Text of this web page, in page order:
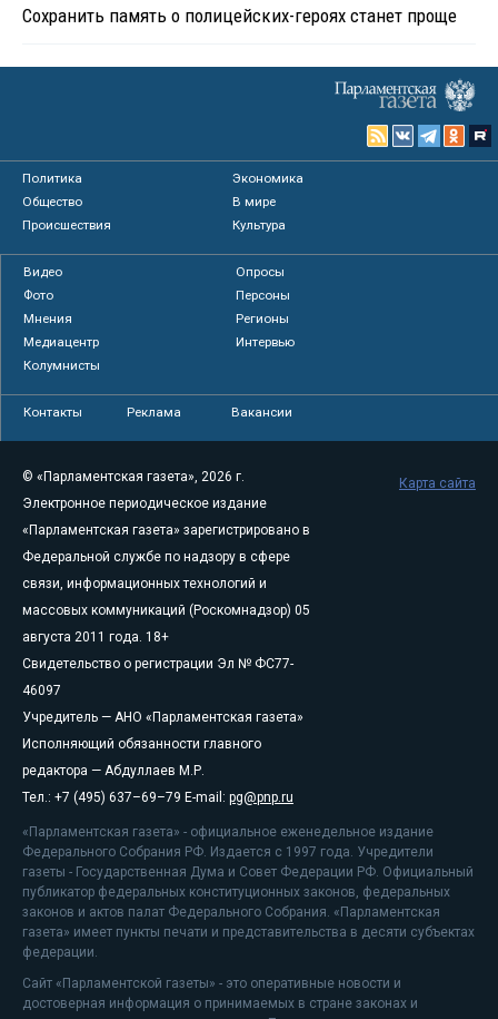
Сохранить память о полицейских-героях станет проще
Политика
Экономика
Общество
В мире
Происшествия
Культура
Видео
Опросы
Фото
Персоны
Мнения
Регионы
Медиацентр
Интервью
Колумнисты
Контакты Реклама Вакансии
© «Парламентская газета», 2026 г.
Электронное периодическое издание
«Парламентская газета» зарегистрировано в
Федеральной службе по надзору в сфере
связи, информационных технологий и
массовых коммуникаций (Роскомнадзор) 05
августа 2011 года. 18+
Свидетельство о регистрации Эл № ФС77-
46097
Учредитель — АНО «Парламентская газета»
Исполняющий обязанности главного
редактора — Абдуллаев М.Р.
Тел.: +7 (495) 637–69–79 E-mail: pg@pnp.ru
«Парламентская газета» - официальное еженедельное издание
Федерального Собрания РФ. Издается с 1997 года. Учредители
газеты - Государственная Дума и Совет Федерации РФ. Официальный
публикатор федеральных конституционных законов, федеральных
законов и актов палат Федерального Собрания. «Парламентская
газета» имеет пункты печати и представительства в десяти субъектах
федерации.
Сайт «Парламентской газеты» - это оперативные новости и
достоверная информация о принимаемых в стране законах и
Карта сайта